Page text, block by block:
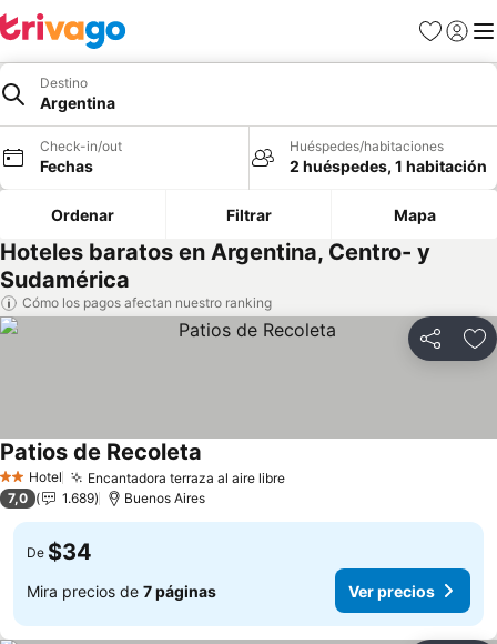
Favoritos
Iniciar
Destino
Argentina
Check-in/out
Fechas
Huéspedes/habitaciones
2 huéspedes, 1 habitación
Ordenar Filtrar Mapa
Hoteles baratos en Argentina, Centro- y
Sudamérica
Cómo los pagos afectan nuestro ranking
Compartir
2 Estrellas
Hotel Encantadora terraza al aire libre
Patios de Recoleta
7,0 1.689 Buenos Aires
De $34
Mira precios de 7 páginas Ver precios